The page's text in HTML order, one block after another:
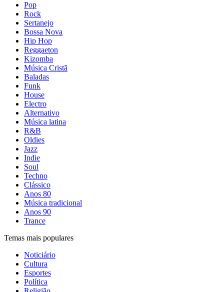
Pop
Rock
Sertanejo
Bossa Nova
Hip Hop
Reggaeton
Kizomba
Música Cristã
Baladas
Funk
House
Electro
Alternativo
Música latina
R&B
Oldies
Jazz
Indie
Soul
Techno
Clássico
Anos 80
Música tradicional
Anos 90
Trance
Temas mais populares
Noticiário
Cultura
Esportes
Política